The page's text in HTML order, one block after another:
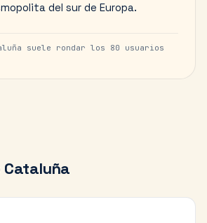
del sur de Europa.
suele rondar los 80 usuarios
Cataluña